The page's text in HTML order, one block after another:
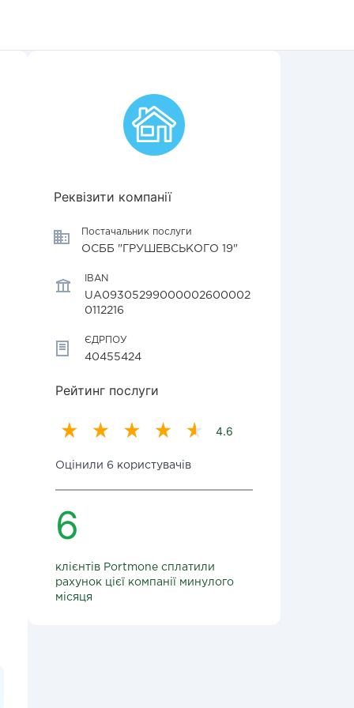
Реквізити компанії
Постачальник послуги
ОСББ "ГРУШЕВСЬКОГО 19"
IBAN
UA09305299000002600002
0112216
ЄДРПОУ
40455424
Рейтинг послуги
4.6
Оцінили 6 користувачів
6
клієнтів Portmone сплатили
рахунок цієї компанії минулого
місяця